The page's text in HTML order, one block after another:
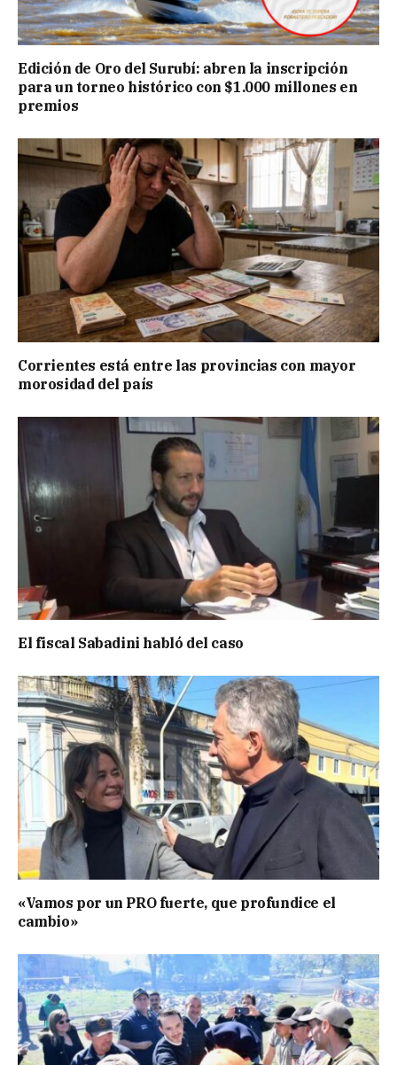
Edición de Oro del Surubí: abren la inscripción
para un torneo histórico con $1.000 millones en
premios
Corrientes está entre las provincias con mayor
morosidad del país
El fiscal Sabadini habló del caso
«Vamos por un PRO fuerte, que profundice el
cambio»